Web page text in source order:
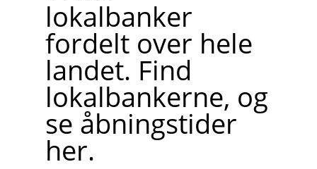
lokalbanker
fordelt over hele
landet. Find
lokalbankerne, og
se åbningstider
her.